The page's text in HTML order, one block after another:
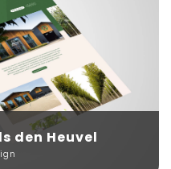
den Heuvel